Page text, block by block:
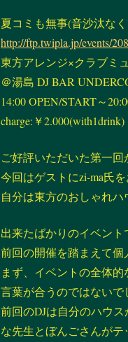
夏コミも無事(音沙汰な
http://ftp.twipla.jp/events/
東方アレンジ×クラブミ
＠湯島 DJ BAR
14:00 OPEN/START～
charge:￥2.000(with1drink)
ご好評いただいた第一回
今回はゲストにzi-ma氏
自分は東方のおしゃれ
出来たばかりのイベント
前回の開催を踏まえて個
まず、イベントの全体
言葉が合うのではないで
前回のDJは自分のハウ
な先生とぼんごさんが